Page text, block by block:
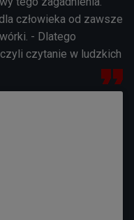
człowieka od zawsze
- Dlatego
czytanie w ludzkich